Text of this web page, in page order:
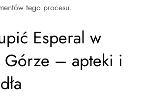
tego procesu.
Esperal w
– apteki i